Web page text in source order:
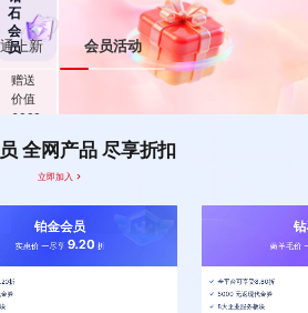
石
会
员
赠送
价值
6999
元企
飞通
套餐
上新 会员活动
全网产品 尽享折扣
立即加入
铂金会员
实惠价 一尽享 9.20 折
折
券
薅羊毛价
全平台可享受8.80折
5000 元返现代金券
8大企业服务板块